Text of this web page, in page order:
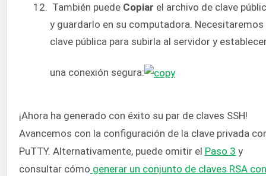
También puede Copiar el archivo de clave
y guardarlo en su computadora. Necesitaremos
clave pública para subirla al servidor y
una conexión segura:
¡Ahora ha generado con éxito su par de claves SSH!
Avancemos con la configuración de la clave privada
PuTTY. Alternativamente, puede omitir el Paso 3 y
consultar cómo generar un conjunto de claves RSA con